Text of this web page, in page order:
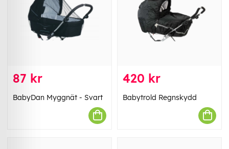
87 kr
BabyDan Myggnät - Svart
420 kr
Babytrold Regnskydd